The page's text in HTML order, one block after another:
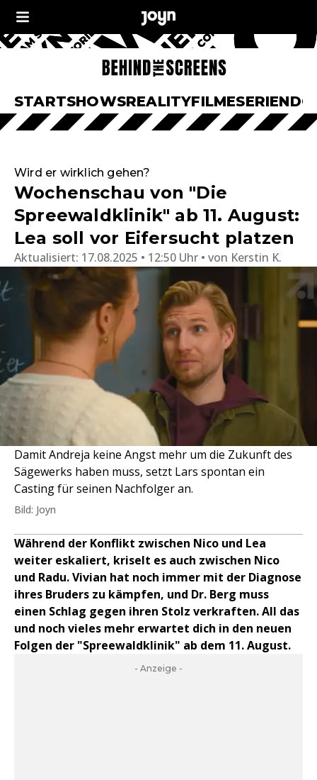
STARTSHOWSREALITYFILMESERIEN
Wird er wirklich gehen?
Wochenschau von "Die
Spreewaldklinik" ab 11. August:
Lea soll vor Eifersucht platzen
Aktualisiert: 17.08.2025 • 12:50 Uhr von Kerstin K.
Damit Andreja keine Angst mehr um die Zukunft des
Sägewerks haben muss, setzt Lars spontan ein
Casting für seinen Nachfolger an.
Bild: Joyn
Während der Konflikt zwischen Nico und Lea
weiter eskaliert, kriselt es auch zwischen Nico
und Radu. Vivian hat noch immer mit der Diagnose
ihres Bruders zu kämpfen, und Dr. Berg muss
einen Schlag gegen ihren Stolz verkraften. All das
und noch vieles mehr erwartet dich in den neuen
Folgen der "Spreewaldklinik" ab dem 11. August.
- Anzeige -